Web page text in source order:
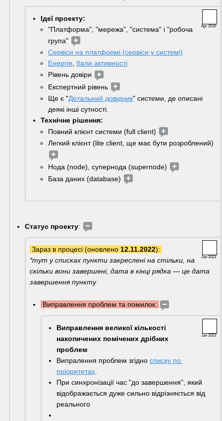
Apr 2019
Ідеї проекту:
"Платформа", "мережа", "система" і "робоча
група"
Сервіси на платформі (сервіси у системі)
Енергія, бали активності
Рівень довіри
Експертний рівень
Ще є "Детальний довідник" системи, де описані
деякі інші сутності.
Технічне рішення:
Повний клієнт системи (full client)
Легкий клієнт (lite client, ще має бути розроблений)
Нода (node), супернода (supernode)
База даних (database)
Статус проекту:
Jan 2023
Зараз в процесі (оновлено 12.11.2022):
*тут у списках пункти закреслені на стільки, на
скільки вони завершені, дата в кінці рядка — це дата
завершення пункту
Виправлення проблем та помилок:
Jan 2023
Виправлення великої кількості
накопичених помічених дрібних
проблем
Випралення проблем згідно списку по
пріоритетах
При синхронізації час "до завершення", який
відображається дуже сильно відрізняється від
реального